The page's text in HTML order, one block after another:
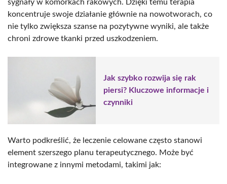
sygnały w komórkach rakowych. Dzięki temu terapia
koncentruje swoje działanie głównie na nowotworach, co
nie tylko zwiększa szanse na pozytywne wyniki, ale także
chroni zdrowe tkanki przed uszkodzeniem.
Jak szybko rozwija się rak
piersi? Kluczowe informacje i
czynniki
Warto podkreślić, że leczenie celowane często stanowi
element szerszego planu terapeutycznego. Może być
integrowane z innymi metodami, takimi jak: